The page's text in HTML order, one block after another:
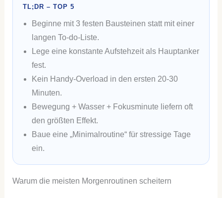
TL;DR – TOP 5
Beginne mit 3 festen Bausteinen statt mit einer
langen To-do-Liste.
Lege eine konstante Aufstehzeit als Hauptanker
fest.
Kein Handy-Overload in den ersten 20-30
Minuten.
Bewegung + Wasser + Fokusminute liefern oft
den größten Effekt.
Baue eine „Minimalroutine“ für stressige Tage
ein.
Warum die meisten Morgenroutinen scheitern